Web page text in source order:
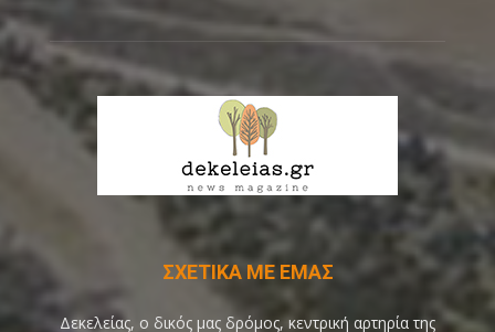
ΣΧΕΤΙΚΑ ΜΕ ΕΜΑΣ
Δεκελείας, ο δικός μας δρόμος, κεντρική αρτηρία της